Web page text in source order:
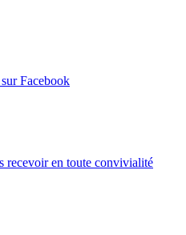
Facebook
recevoir en toute convivialité